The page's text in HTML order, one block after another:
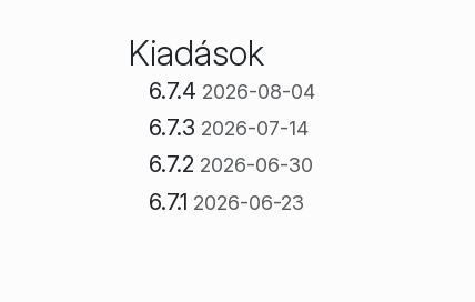
Kiadások
6.7.4 2026-08-04
6.7.3 2026-07-14
6.7.2 2026-06-30
6.7.1 2026-06-23